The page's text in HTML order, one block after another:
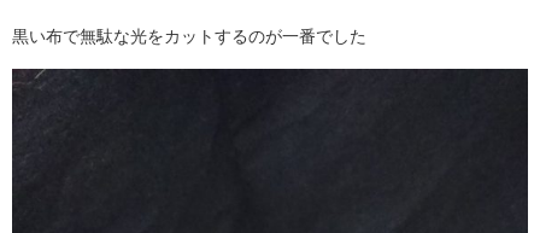
黒い布で無駄な光をカットするのが一番でした